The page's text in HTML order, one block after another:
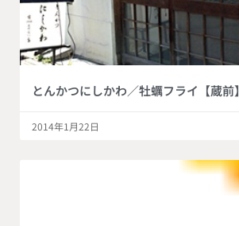
とんかつにしかわ／牡蠣フライ【蔵前】
2014年1月22日